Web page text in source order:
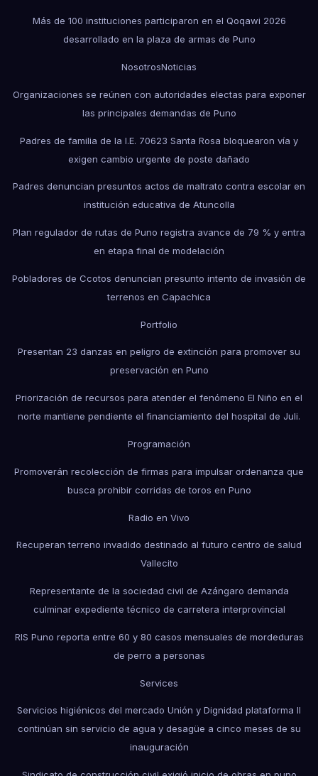
Más de 100 instituciones participaron en el Qoqawi 2026
desarrollado en la plaza de armas de Puno
NosotrosNoticias
Organizaciones se reúnen con autoridades electas para exponer
las principales demandas de Puno
Padres de familia de la I.E. 70623 Santa Rosa bloquearon vía y
exigen cambio urgente de poste dañado
Padres denuncian presuntos actos de maltrato contra escolar en
institución educativa de Atuncolla
Plan regulador de rutas de Puno registra avance de 79 % y entra
en etapa final de modelación
Pobladores de Ccotos denuncian presunto intento de invasión de
terrenos en Capachica
Portfolio
Presentan 23 danzas en peligro de extinción para promover su
preservación en Puno
Priorización de recursos para atender el fenómeno El Niño en el
norte mantiene pendiente el financiamiento del hospital de Juli.
Programación
Promoverán recolección de firmas para impulsar ordenanza que
busca prohibir corridas de toros en Puno
Radio en Vivo
Recuperan terreno invadido destinado al futuro centro de salud
Vallecito
Representante de la sociedad civil de Azángaro demanda
culminar expediente técnico de carretera interprovincial
RIS Puno reporta entre 60 y 80 casos mensuales de mordeduras
de perro a personas
Services
Servicios higiénicos del mercado Unión y Dignidad plataforma II
continúan sin servicio de agua y desagüe a cinco meses de su
inauguración